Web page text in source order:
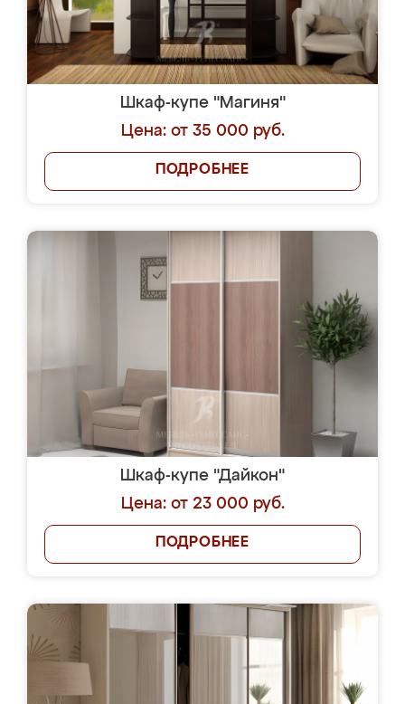
Шкаф-купе "Магиня"
Цена: от 35 000 руб.
ПОДРОБНЕЕ
Шкаф-купе "Дайкон"
Цена: от 23 000 руб.
ПОДРОБНЕЕ